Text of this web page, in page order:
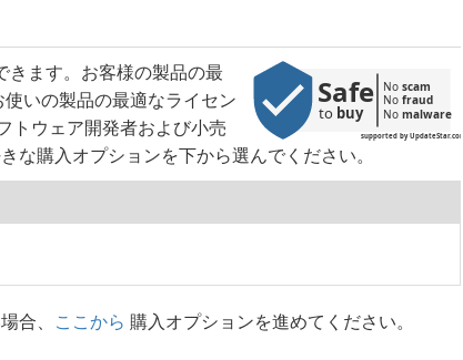
supported by UpdateStar.com
Safe
to buy
No scam
No fraud
No malware
ます。お客様の製品の最
いの製品の最適なライセン
トウェア開発者および小売
購入オプションを下から選んでください。
合、 ここから 購入オプションを進めてください。